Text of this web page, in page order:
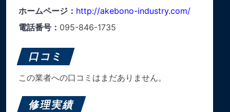
ホームページ： http://akebono-industry.com/
電話番号： 095-846-1735
口コミ
この業者への口コミはまだありません。
修理実績